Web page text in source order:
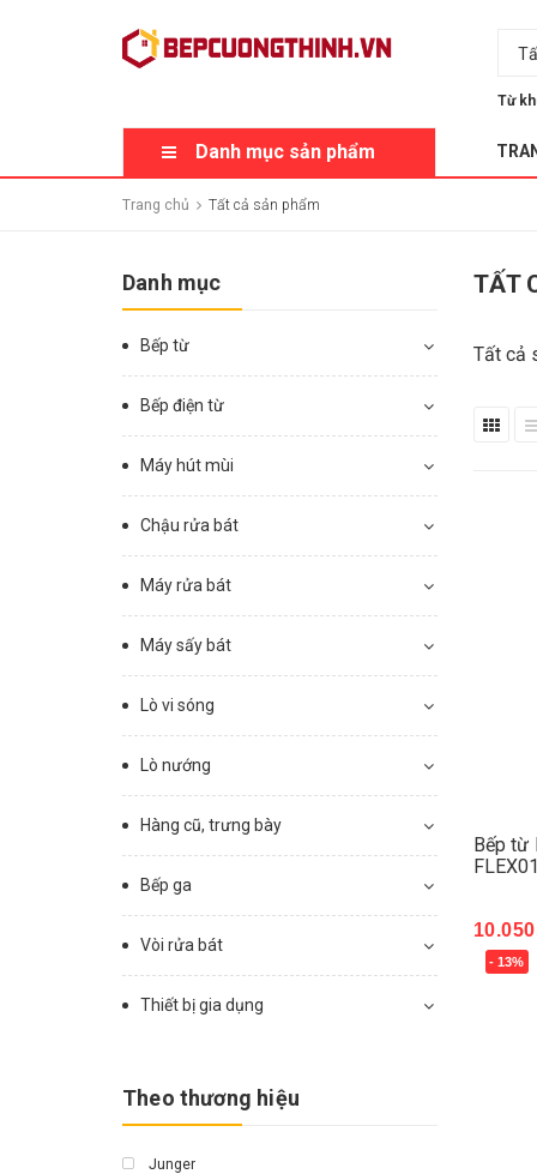
Từ
Danh mục sản phẩm
Trang chủ Tất cả sản phẩm
TẤT
Tất cả
Bếp từ
- 13%
Mua
Danh mục
Bếp từ
Bếp điện từ
Máy hút mùi
Chậu rửa bát
Máy rửa bát
Máy sấy bát
Lò vi sóng
Lò nướng
Hàng cũ, trưng bày
Bếp ga
Vòi rửa bát
Thiết bị gia dụng
Theo thương hiệu
Junger